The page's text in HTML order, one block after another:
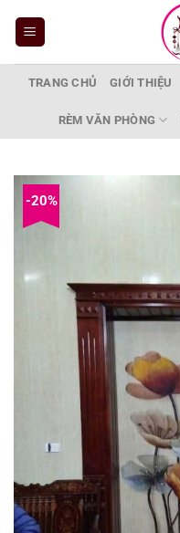
dungTRANG CHỦ GIỚI THIỆU
RÈM VĂN PHÒNG
-20%